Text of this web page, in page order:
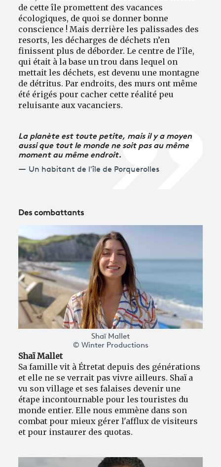
de cette île promettent des vacances
écologiques, de quoi se donner bonne
conscience ! Mais derrière les palissades des
resorts, les décharges de déchets n’en
finissent plus de déborder. Le centre de l'île,
qui était à la base un trou dans lequel on
mettait les déchets, est devenu une montagne
de détritus. Par endroits, des murs ont même
été érigés pour cacher cette réalité peu
reluisante aux vacanciers.
La planète est toute petite, mais il y a moyen
aussi que tout le monde ne soit pas au même
moment au même endroit.
Un habitant de l'île de Porquerolles
Des combattants
Shaï Mallet
© Winter Productions
Shaï Mallet
Sa famille vit à Étretat depuis des générations
et elle ne se verrait pas vivre ailleurs. Shaï a
vu son village et ses falaises devenir une
étape incontournable pour les touristes du
monde entier. Elle nous emmène dans son
combat pour mieux gérer l'afflux de visiteurs
et pour instaurer des quotas.